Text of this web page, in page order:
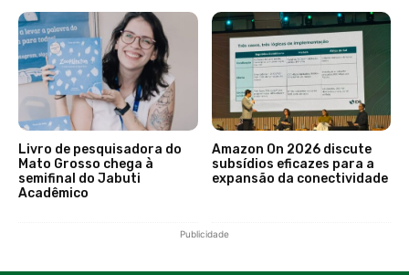
Livro de pesquisadora do
Mato Grosso chega à
semifinal do Jabuti
Acadêmico
Amazon On 2026 discute
subsídios eficazes para a
expansão da conectividade
Publicidade